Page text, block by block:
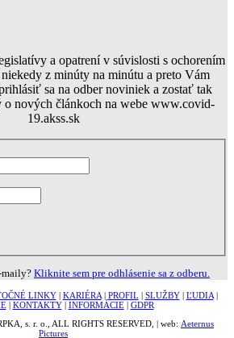
a opatrení v súvislosti s ochorením
z minúty na minútu a preto Vám
sa na odber noviniek a zostať tak
o nových článkoch na webe www.covid-
19.akss.sk
maily? Kliknite sem pre odhlásenie sa z odberu.
LINKY| KARIÉRA| PROFIL SLUŽBY| ĽUDIA|
| KONTAKTY| INFORMÁCIE| GDPR
s. r. o., ALL RIGHTS RESERVED, | web: Aeternus
Pictures